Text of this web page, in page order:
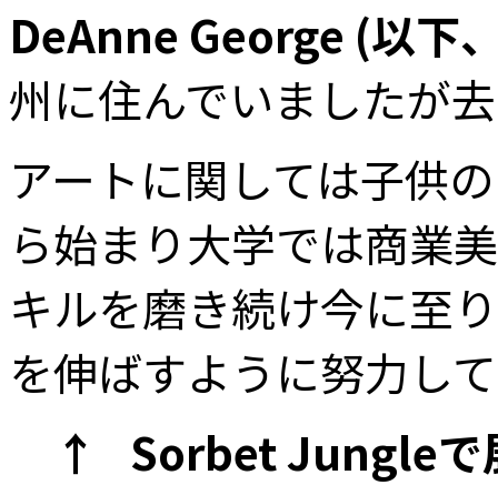
DeAnne George (以下
州に住んでいましたが
アートに関しては子供
ら始まり大学では商業
キルを磨き続け今に至
を伸ばすように努力し
↑ Sorbet Jungleで